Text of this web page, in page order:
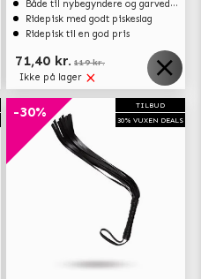
Både til nybegyndere og garvede eksperter
Ridepisk med godt piskeslag
Ridepisk til en god pris
71,40 kr. 119 kr.
Ikke på lager
TILBUD
30% VUXEN DEALS
-30%